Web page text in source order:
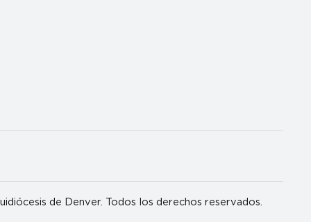
de Denver. Todos los derechos reservados.